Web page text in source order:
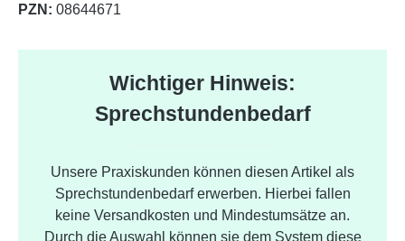
PZN: 08644671
Wichtiger Hinweis:
Sprechstundenbedarf
Unsere Praxiskunden können diesen Artikel als
Sprechstundenbedarf erwerben. Hierbei fallen
keine Versandkosten und Mindestumsätze an.
Durch die Auswahl können sie dem System diese